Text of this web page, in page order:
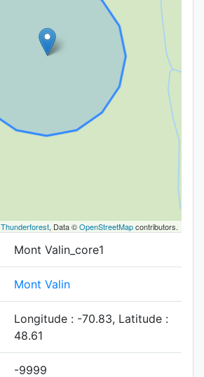
Thunderforest, Data ©OpenStreetMapcontributors.
Mont Valin_core1
Mont Valin
Longitude : -70.83, Latitude :
48.61
-9999